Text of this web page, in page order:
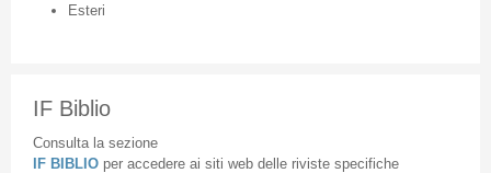
Esteri
IF Biblio
Consulta la sezione
IF BIBLIO per accedere ai siti web delle riviste specifiche